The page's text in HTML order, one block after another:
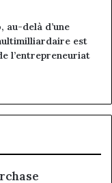
au-delà d’une
est
l’entrepreneuriat